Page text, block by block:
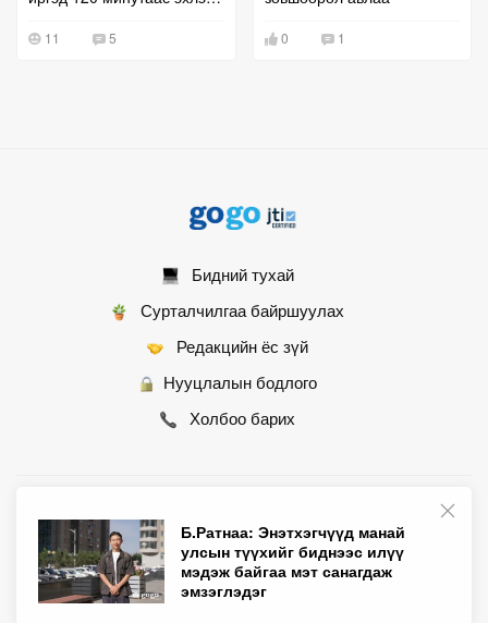
Б.Ратнаа: Энэтхэгчүүд манай
улсын түүхийг биднээс илүү
мэдэж байгаа мэт санагдаж
эмзэглэдэг
11 5 0 1
Бидний тухай
Сурталчилгаа байршуулах
Редакцийн ёс зүй
Нууцлалын бодлого
Холбоо барих
© 2007 - 2026 Монгол Контент ХХК • Бүх эрх хуулиар хамгаалагдсан